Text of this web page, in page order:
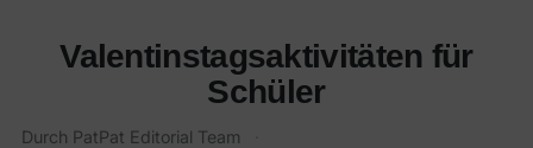
Valentinstagsaktivitäten für
Schüler
Durch PatPat Editorial Team